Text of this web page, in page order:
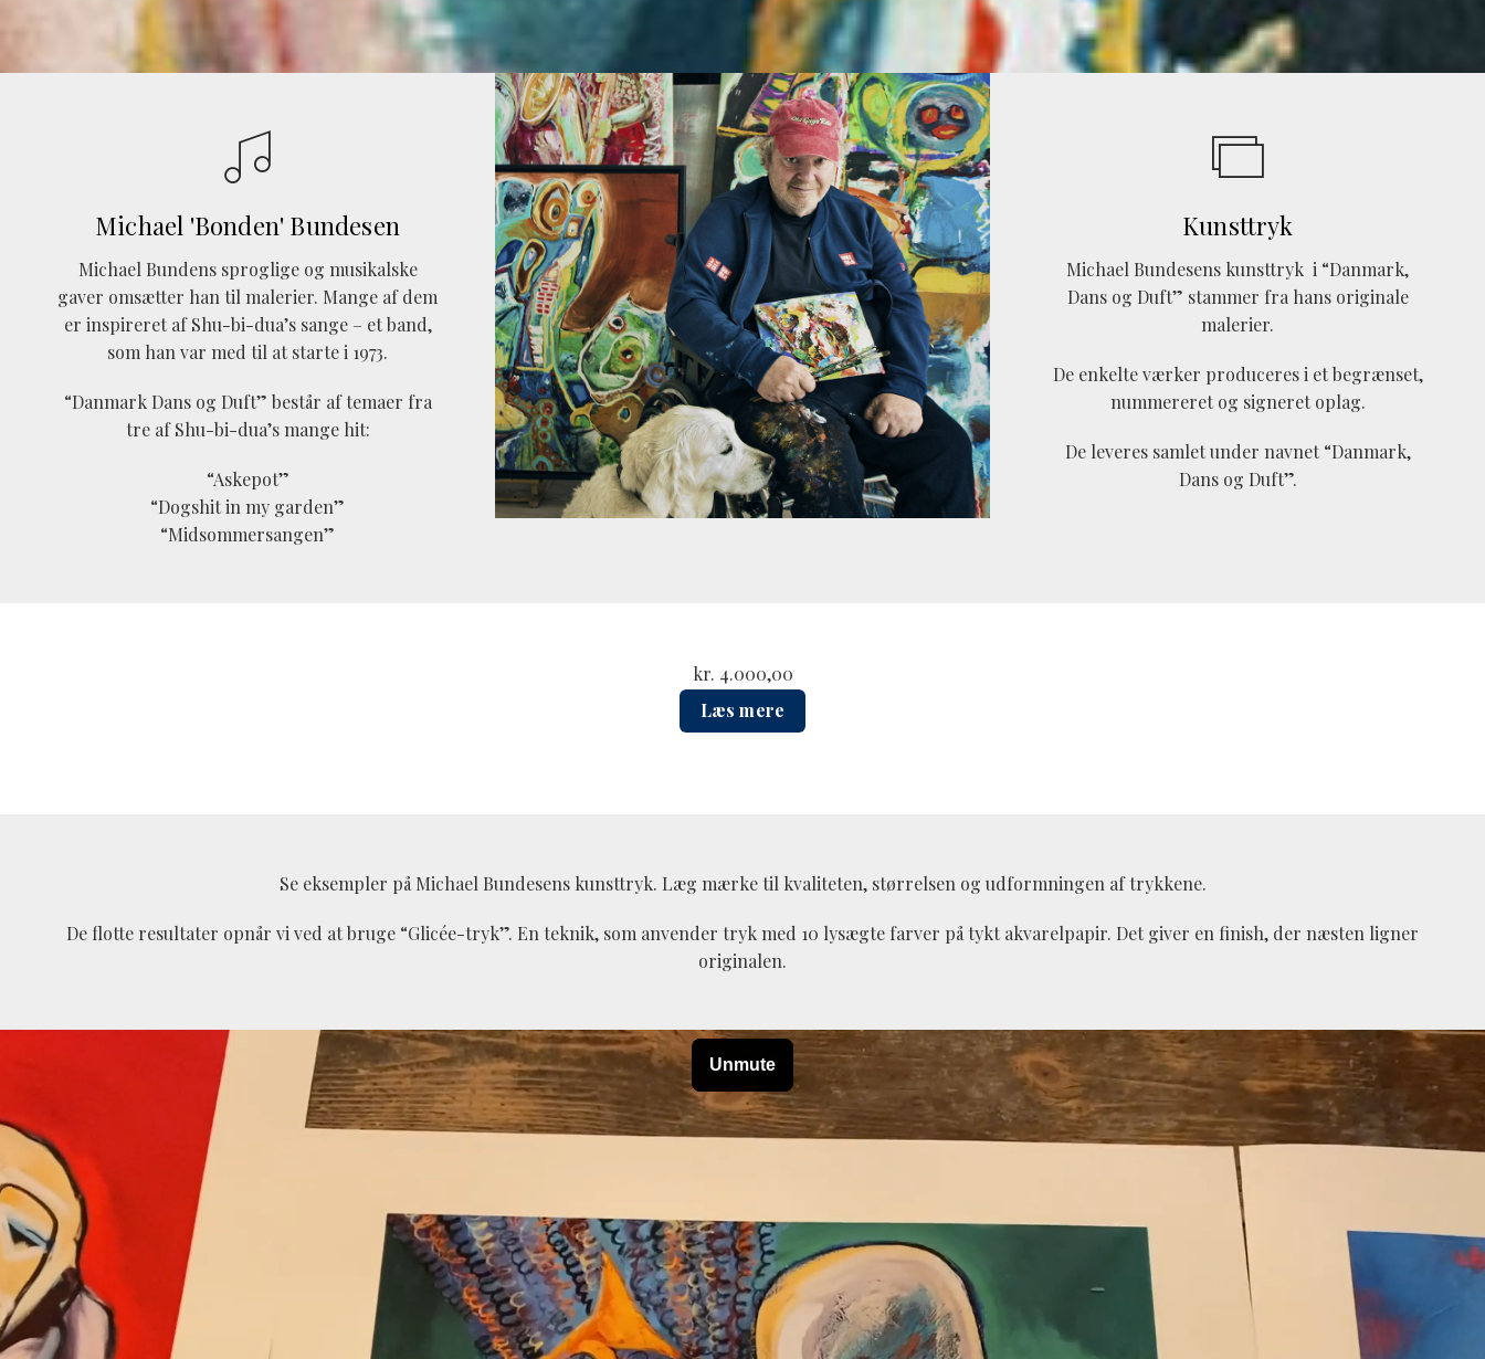
Michael 'Bonden' Bundesen
Michael Bundens sproglige og musikalske
gaver omsætter han til malerier. Mange af dem
er inspireret af Shu-bi-dua’s sange – et band,
som han var med til at starte i 1973.
“Danmark Dans og Duft” består af temaer fra
tre af Shu-bi-dua’s mange hit:
“Askepot”
“Dogshit in my garden”
“Midsommersangen”
Kunsttryk
Michael Bundesens kunsttryk i “Danmark,
Dans og Duft” stammer fra hans originale
malerier.
De enkelte værker produceres i et begrænset,
nummereret og signeret oplag.
De leveres samlet under navnet “Danmark,
Dans og Duft”.
kr. 4.000,00
Læs mere
Se eksempler på Michael Bundesens kunsttryk. Læg mærke til kvaliteten, størrelsen og udformningen af trykkene.
De flotte resultater opnår vi ved at bruge “Glicée-tryk”. En teknik, som anvender tryk med 10 lysægte farver på tykt akvarelpapir. Det giver en finish, der næsten ligner
originalen.